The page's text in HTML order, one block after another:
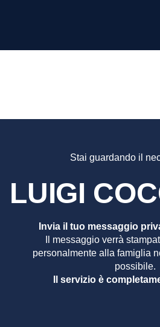
Stai guardando il
LUIGI
Invia il tuo messaggio
Il messaggio verrà
personalmente alla famiglia
possibile.
Il servizio è